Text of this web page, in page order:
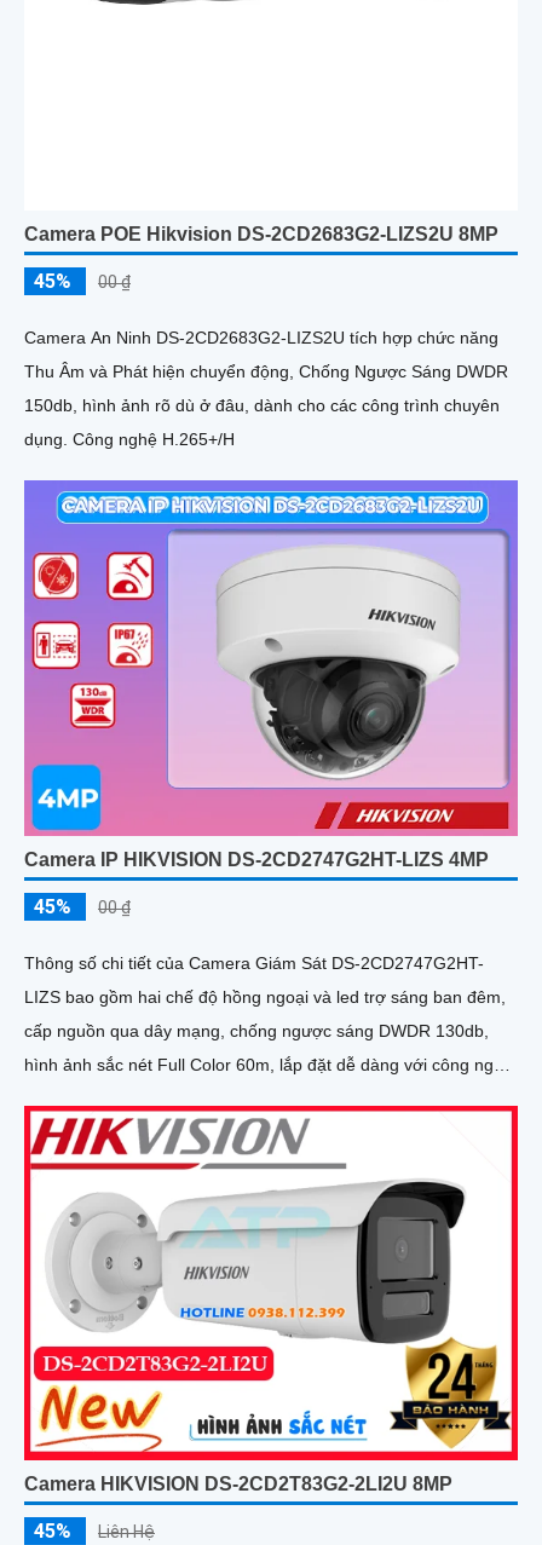
Camera POE Hikvision DS-2CD2683G2-LIZS2U 8MP
45% 00 ₫
Camera An Ninh DS-2CD2683G2-LIZS2U tích hợp chức năng
Thu Âm và Phát hiện chuyển động, Chống Ngược Sáng DWDR
150db, hình ảnh rõ dù ở đâu, dành cho các công trình chuyên
dụng. Công nghệ H.265+/H
Camera IP HIKVISION DS-2CD2747G2HT-LIZS 4MP
45% 00 ₫
Thông số chi tiết của Camera Giám Sát DS-2CD2747G2HT-
LIZS bao gồm hai chế độ hồng ngoại và led trợ sáng ban đêm,
cấp nguồn qua dây mạng, chống ngược sáng DWDR 130db,
hình ảnh sắc nét Full Color 60m, lắp đặt dễ dàng với công nghệ
ngược sáng DWDR 130db
Camera HIKVISION DS-2CD2T83G2-2LI2U 8MP
45% Liên Hệ